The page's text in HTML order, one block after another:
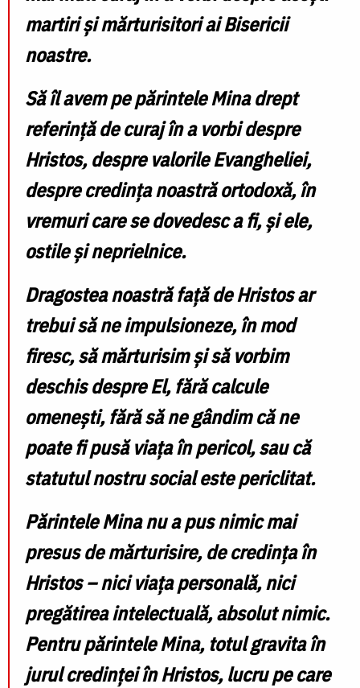
martiri și mărturisitori ai Bisericii
noastre.
Să îl avem pe părintele Mina drept
referință de curaj în a vorbi despre
Hristos, despre valorile Evangheliei,
despre credința noastră ortodoxă, în
vremuri care se dovedesc a fi, și ele,
ostile și neprielnice.
Dragostea noastră față de Hristos ar
trebui să ne impulsioneze, în mod
firesc, să mărturisim și să vorbim
deschis despre El, fără calcule
omenești, fără să ne gândim că ne
poate fi pusă viața în pericol, sau că
statutul nostru social este periclitat.
Părintele Mina nu a pus nimic mai
presus de mărturisire, de credința în
Hristos – nici viața personală, nici
pregătirea intelectuală, absolut nimic.
Pentru părintele Mina, totul gravita în
jurul credinței în Hristos, lucru pe care